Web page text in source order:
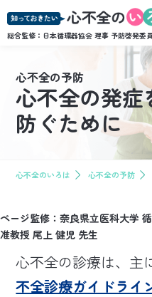
総合監修：日本循環器協会 理事 予防啓発委
心不全の予防
心不全の発症
防ぐために
心不全のいろは 心不全の予防
ページ監修：奈良県立医科大学
准教授 尾上 健児 先生
心不全の診療は、主
不全診療ガイドライ